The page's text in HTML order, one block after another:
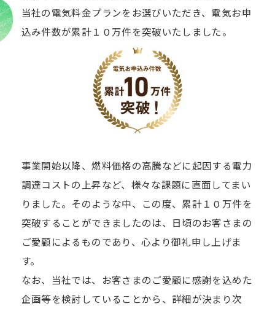
当社の電気料金プランをお選びいただき、電気お申
込み件数が累計１０万件を突破いたしました。
事業開始以降、燃料価格の高騰などに起因する電力
調達コストの上昇など、様々な課題に直面してまい
りました。そのような中、この度、累計１０万件を
突破することができましたのは、日頃のお客さまの
ご愛顧によるものであり、心より御礼申し上げま
す。
なお、当社では、お客さまのご愛顧に感謝を込めた
企画等を検討していることから、詳細が決まり次